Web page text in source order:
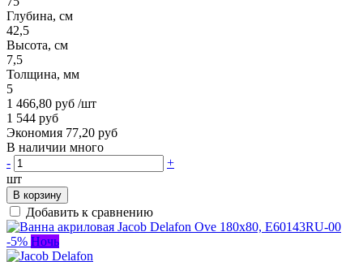
Глубина, см
42,5
Высота, см
7,5
Толщина, мм
5
1 466,80 руб /шт
1 544 руб
Экономия 77,20 руб
В наличии много
-
+
шт
В корзину
Добавить к сравнению
-5% Ночь